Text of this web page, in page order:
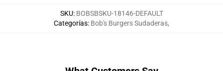
SKU: BOBSBSKU-18146-DEFAULT
Categorías: Bob's Burgers Sudaderas,